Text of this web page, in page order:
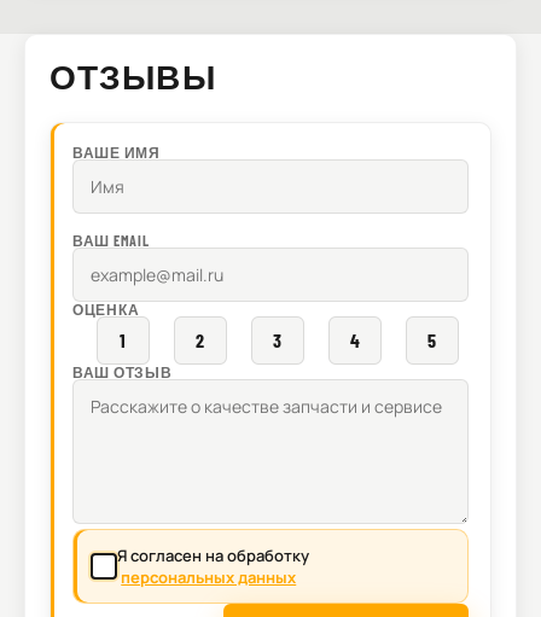
ОТЗЫВЫ
ВАШЕ ИМЯ
ВАШ EMAIL
ОЦЕНКА
1 2 3 4 5
ВАШ ОТЗЫВ
Я согласен на обработку
персональных данных